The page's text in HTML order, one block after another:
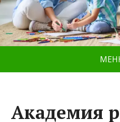
Академия